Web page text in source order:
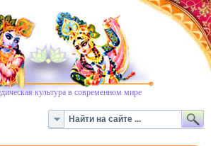
культура в современном мире